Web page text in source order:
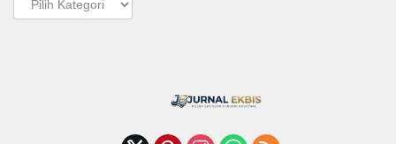
Terbaru